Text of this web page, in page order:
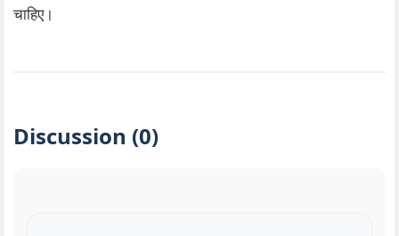
चाहिए।
Discussion (0)